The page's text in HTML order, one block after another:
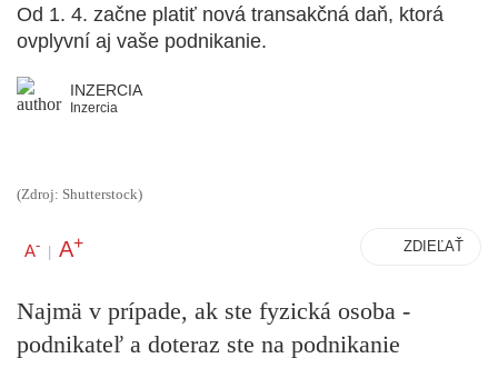
Od 1. 4. začne platiť nová transakčná daň, ktorá
ovplyvní aj vaše podnikanie.
INZERCIA
Inzercia
(Zdroj: Shutterstock)
A- | A+ ZDIEĽAŤ
Najmä v prípade, ak ste fyzická osoba -
podnikateľ a doteraz ste na podnikanie